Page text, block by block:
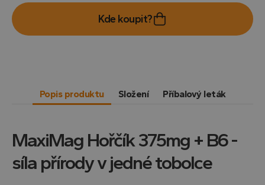
Kde koupit?
Popis produktu Složení Příbalový leták
MaxiMag Hořčík 375mg + B6 -
síla přírody v jedné tobolce